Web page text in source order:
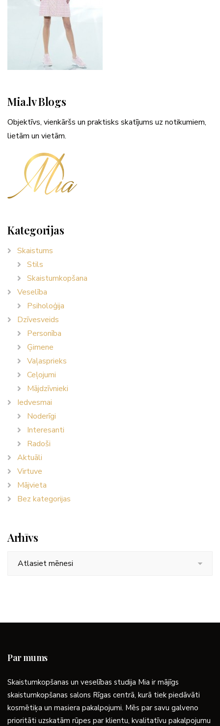
Mia.lv Blogs
Objektīvs, vienkāršs un praktisks skatījums uz notikumiem,
lietām un vietām.
Kategorijas
Skaistums
Stils
Skaistumkopšana
Veselība
Psiholoģija
Dzīvesveids
Personība
Ģimene
Vaļasprieks
Ceļojumi
Mājdzīvnieki
Iedvesmai
Noderīgi
Interesanti
Radoši
Aktuāli
Virtuve
Mājvieta
Bez kategorijas
Arhīvs
Par mums
Skaistumkopšanas un veselības studija Mia ir mājīgs
skaistumkopšanas salons Rīgas centrā, kurā tiek piedāvāti
kosmētiķa un masiera pakalpojumi. Mēs par savu galveno
prioritāti uzskatām rūpes par klientu, kvalitatīvu pakalpojumu